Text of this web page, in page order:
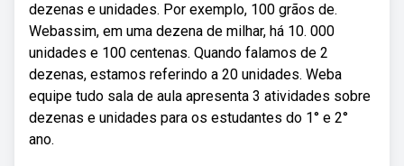
dezenas e unidades. Por exemplo, 100 grãos de.
Webassim, em uma dezena de milhar, há 10. 000
unidades e 100 centenas. Quando falamos de 2
dezenas, estamos referindo a 20 unidades. Weba
equipe tudo sala de aula apresenta 3 atividades sobre
dezenas e unidades para os estudantes do 1° e 2°
ano.